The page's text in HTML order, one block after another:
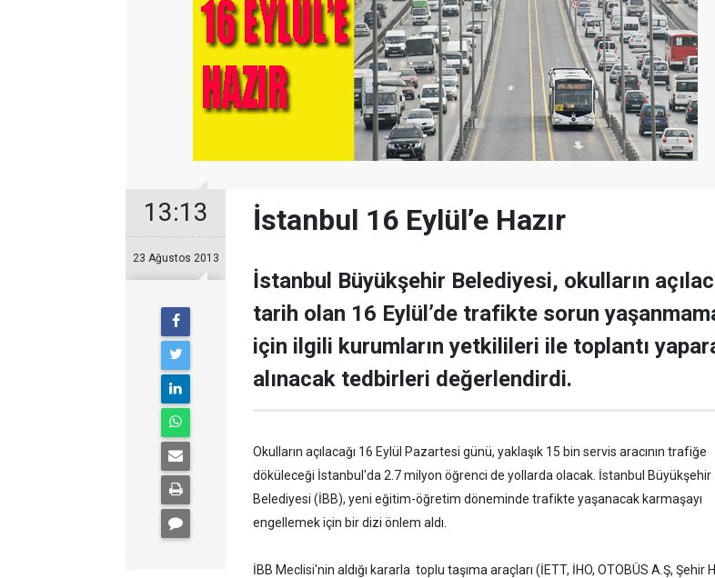
13:13
23 Ağustos 2013
İstanbul 16 Eylül’e Hazır
İstanbul Büyükşehir Belediyesi, okulların
tarih olan 16 Eylül’de trafikte sorun
için ilgili kurumların yetkilileri ile toplantı
alınacak tedbirleri değerlendirdi.
Okulların açılacağı 16 Eylül Pazartesi günü, yaklaşık 15 bin servis aracının trafiğe
döküleceği İstanbul'da 2.7 milyon öğrenci de yollarda olacak. İstanbul Büyükşehir
Belediyesi (İBB), yeni eğitim-öğretim döneminde trafikte yaşanacak karmaşayı
engellemek için bir dizi önlem aldı.
İBB Meclisi'nin aldığı kararla toplu taşıma araçları (İETT, İHO, OTOBÜS A.Ş, Şehir